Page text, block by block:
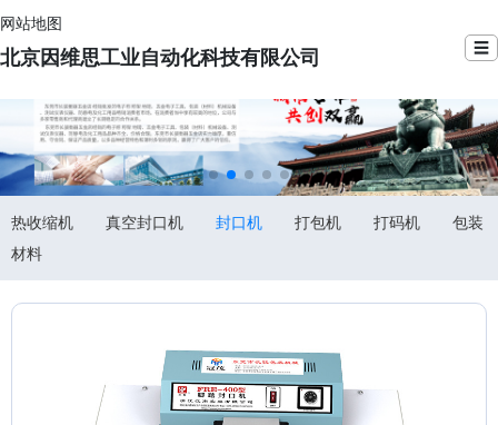
网站地图
北京因维思工业自动化科技有限公司 ☰
热收缩机 真空封口机 封口机 打包机 打码机
包装
材料